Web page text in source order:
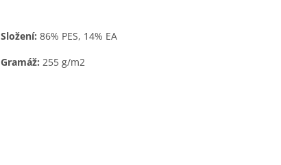
Složení: 86% PES, 14% EA
Gramáž: 255 g/m2